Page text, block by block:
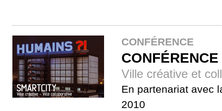
CONFÉRENCE
Ville créative et
En partenariat avec
2010